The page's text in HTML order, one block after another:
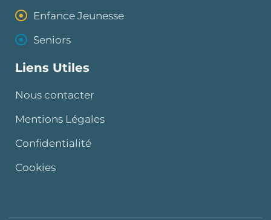
Enfance Jeunesse
Seniors
Liens Utiles
Nous contacter
Mentions Légales
Confidentialité
Cookies